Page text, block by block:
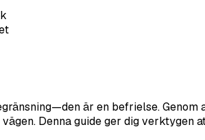
är en befrielse.
Denna guide ger dig verktygen